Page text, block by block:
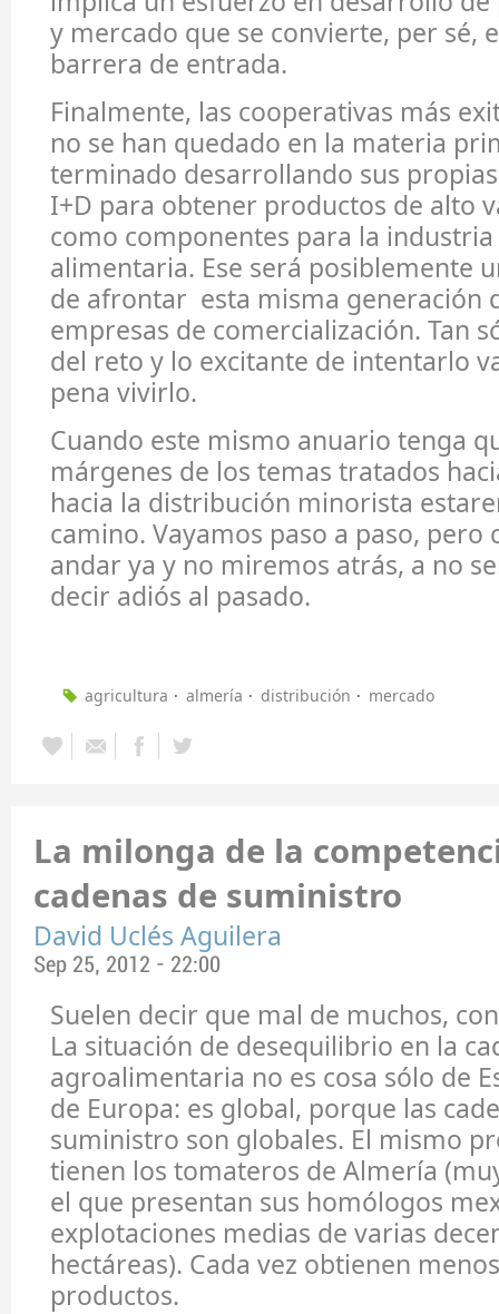
y mercado que se convierte, per sé,
barrera de entrada.
Finalmente, las cooperativas más
no se han quedado en la materia
terminado desarrollando sus
I+D para obtener productos de alto
como componentes para la
alimentaria. Ese será posiblemente
de afrontar esta misma generación
empresas de comercialización. Tan
del reto y lo excitante de intentarlo
pena vivirlo.
Cuando este mismo anuario tenga
márgenes de los temas tratados
hacia la distribución minorista
camino. Vayamos paso a paso, pero
andar ya y no miremos atrás, a no
decir adiós al pasado.
agricultura almería distribución mercado
La milonga de la
cadenas de suministro
David Uclés Aguilera
Sep 25, 2012 - 22:00
Suelen decir que mal de muchos,
La situación de desequilibrio en la
agroalimentaria no es cosa sólo de
de Europa: es global, porque las
suministro son globales. El mismo
tienen los tomateros de Almería
el que presentan sus homólogos
explotaciones medias de varias
hectáreas). Cada vez obtienen
productos.